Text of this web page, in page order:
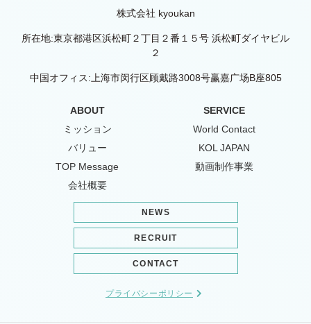
株式会社 kyoukan
所在地:東京都港区浜松町２丁目２番１５号 浜松町ダイヤビル
２
中国オフィス:上海市闵行区顾戴路3008号赢嘉广场B座805
ABOUT
ミッション
バリュー
TOP Message
会社概要
SERVICE
World Contact
KOL JAPAN
動画制作事業
NEWS
RECRUIT
CONTACT
プライバシーポリシー